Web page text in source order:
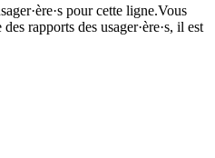
pour cette ligne.Vous
rapports des usager·ère·s, il est